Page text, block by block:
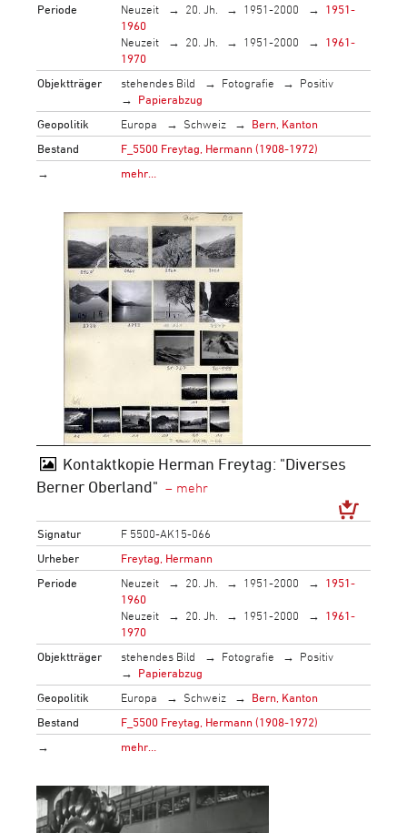
Periode
Neuzeit 20. Jh. 1951-2000
1951-
1960
Neuzeit
20. Jh. 1951-2000
1961-
1970
Objektträger
stehendes Bild Fotografie
Positiv
Papierabzug
Geopolitik
Europa Schweiz
Bern, Kanton
Bestand
F_5500 Freytag, Hermann (1908-1972)
→
mehr…
Kontaktkopie Herman Freytag: "Diverses
Berner Oberland"
Signatur
F 5500-AK15-066
Urheber
Freytag, Hermann
Periode
Neuzeit 20. Jh. 1951-2000
1951-
1960
Neuzeit
20. Jh. 1951-2000
1961-
1970
Objektträger
stehendes Bild Fotografie
Positiv
Papierabzug
Geopolitik
Europa Schweiz
Bern, Kanton
Bestand
F_5500 Freytag, Hermann (1908-1972)
→
mehr…